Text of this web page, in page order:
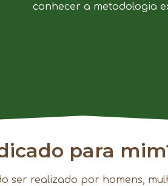
conhecer a metodologia
para
ser realizado por homens,